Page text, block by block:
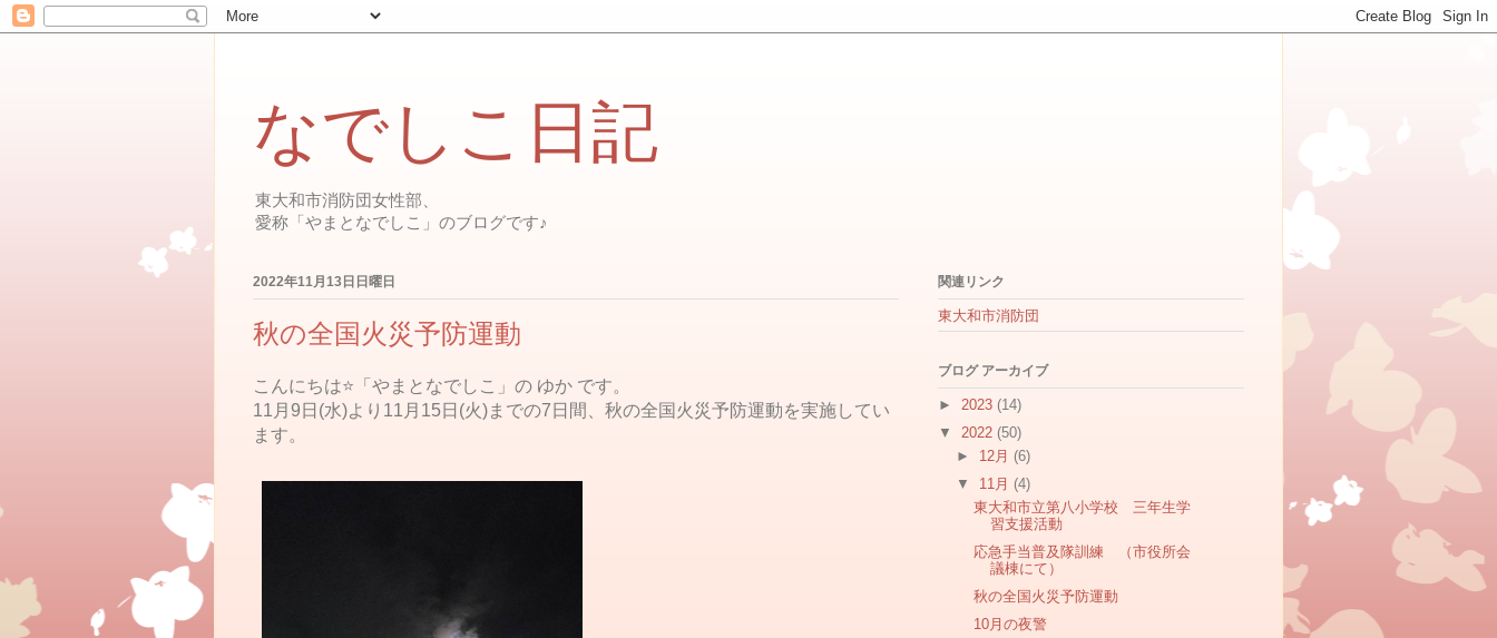
なでしこ日記
東大和市消防団女性部、
愛称「やまとなでしこ」のブログです♪
2022年11月13日日曜日
秋の全国火災予防運動
こんにちは⭐️「やまとなでしこ」の ゆか です。
11月9日(水)より11月15日(火)までの7日間、秋の全国火災予防運動を実施してい
ます。
関連リンク
東大和市消防団
ブログ アーカイブ
► 2023 (14)
▼ 2022 (50)
► 12月 (6)
▼ 11月 (4)
東大和市立第八小学校 三年生学
習支援活動
応急手当普及隊訓練 （市役所会
議棟にて）
秋の全国火災予防運動
10月の夜警